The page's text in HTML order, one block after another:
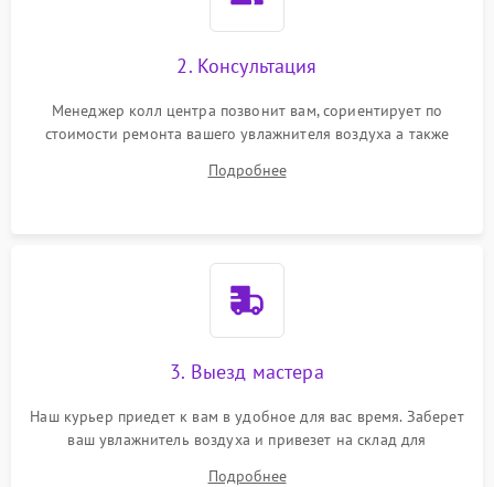
1300 ₽
2. Консультация
Менеджер колл центра позвонит вам, сориентирует по
стоимости ремонта вашего увлажнителя воздуха а также
Подробнее
3. Выезд мастера
Наш курьер приедет к вам в удобное для вас время. Заберет
ваш увлажнитель воздуха и привезет на склад для
Подробнее